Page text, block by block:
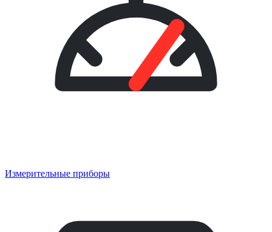
Измерительные приборы